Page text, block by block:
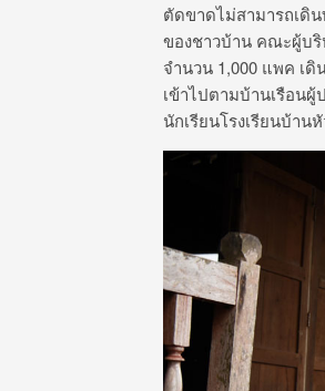
ตัดขาดไม่สามารถเดิ
ของชาวบ้าน คณะผู้บริ
จำนวน 1,000 แพค เ
เข้าไปตามบ้านเรือน
นักเรียนโรงเรียนบ้า